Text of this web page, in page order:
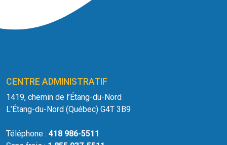
CENTRE ADMINISTRATIF
1419, chemin de l’Étang-du-Nord
L’Étang-du-Nord (Québec) G4T 3B9
Téléphone : 418 986-5511